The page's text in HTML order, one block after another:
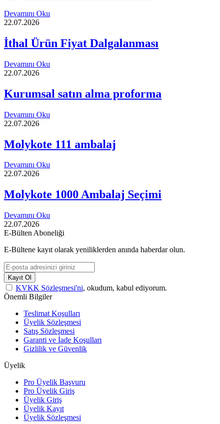
Devamını Oku
22.07.2026
İthal Ürün Fiyat Dalgalanması
Devamını Oku
22.07.2026
Kurumsal satın alma proforma
Devamını Oku
22.07.2026
Molykote 111 ambalaj
Devamını Oku
22.07.2026
Molykote 1000 Ambalaj Seçimi
Devamını Oku
22.07.2026
E-Bülten Aboneliği
E-Bültene kayıt olarak yeniliklerden anında haberdar olun.
Kayıt Ol
KVKK Sözleşmesi'ni, okudum, kabul ediyorum.
Önemli Bilgiler
Teslimat Koşulları
Üyelik Sözleşmesi
Satış Sözleşmesi
Garanti ve İade Koşulları
Gizlilik ve Güvenlik
Üyelik
Pro Üyelik Başvuru
Pro Üyelik Giriş
Üyelik Giriş
Üyelik Kayıt
Üyelik Sözleşmesi